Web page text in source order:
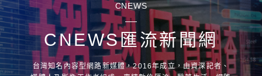
CNEWS
CNEWS匯流新聞網
台灣知名內容型網路新媒體，2016年成立，由資深記者、